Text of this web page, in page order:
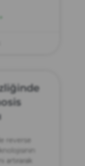
reverse
artırarak